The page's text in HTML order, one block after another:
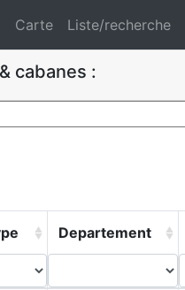
Carte Liste/recherche
cabanes :
Departement